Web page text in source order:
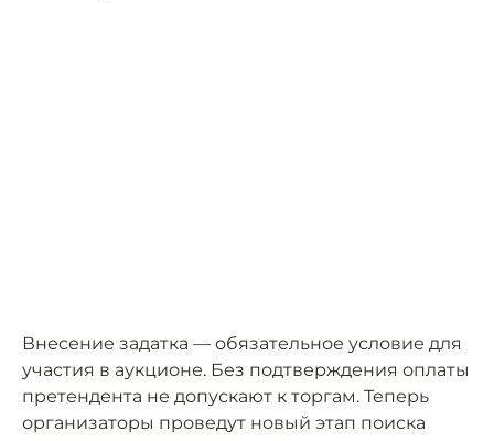
Внесение задатка — обязательное условие для
участия в аукционе. Без подтверждения оплаты
претендента не допускают к торгам. Теперь
организаторы проведут новый этап поиска